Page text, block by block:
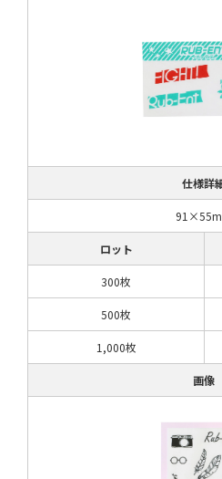
仕様詳
ロット
300枚
500枚
1,000枚
画像